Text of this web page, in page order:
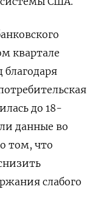
квартале
до 18-
данные во
том, что
слабого